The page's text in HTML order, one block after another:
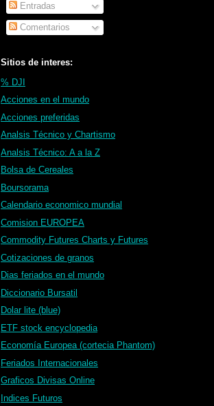
Entradas
Comentarios
Sitios de interes:
% DJI
Acciones en el mundo
Acciones preferidas
Analsis Técnico y Chartismo
Analsis Técnico: A a la Z
Bolsa de Cereales
Boursorama
Calendario economico mundial
Comision EUROPEA
Commodity Futures Charts y Futures
Cotizaciones de granos
Dias feriados en el mundo
Diccionario Bursatil
Dolar lite (blue)
ETF stock encyclopedia
Economía Europea (cortecia Phantom)
Feriados Internacionales
Graficos Divisas Online
Indices Futuros